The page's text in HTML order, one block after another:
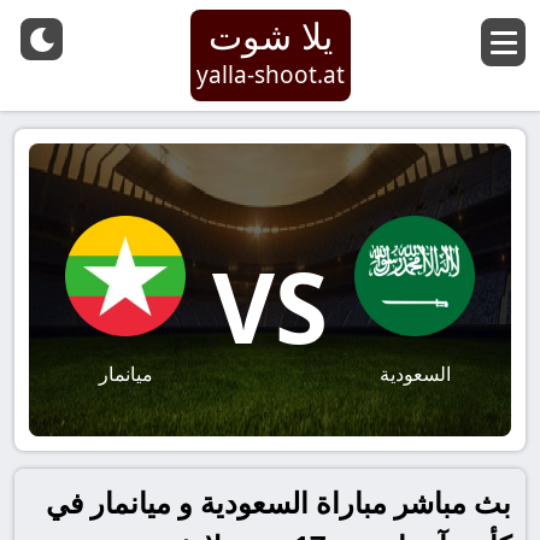
يلا شوت
yalla-shoot.at
السعودية
VS
ميانمار
بث مباشر مباراة السعودية و ميانمار في